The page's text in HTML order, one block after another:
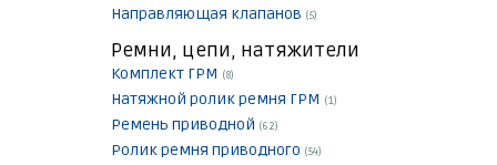
Направляющая клапанов (5)
Ремни, цепи, натяжители
Комплект ГРМ (8)
Натяжной ролик ремня ГРМ (1)
Ремень приводной (62)
Ролик ремня приводного (54)